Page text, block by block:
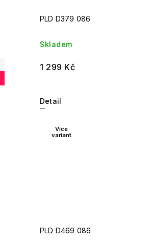
PLD D379 086
Skladem
1 299 Kč
Detail
Více
variant
PLD D469 086